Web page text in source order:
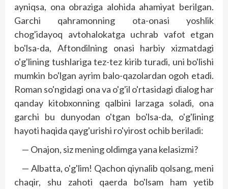
ayniqsa, ona obraziga alohida ahamiyat berilgan.
Garchi qahramonning ota-onasi yoshlik
chog'idayoq avtohalokatga uchrab vafot etgan
bo'lsa-da, Aftondilning onasi harbiy xizmatdagi
o'g'lining tushlariga tez-tez kirib turadi, uni bo'lishi
mumkin bo'lgan ayrim balo-qazolardan ogoh etadi.
Roman so'ngidagi ona va o'g'il o'rtasidagi dialog har
qanday kitobxonning qalbini larzaga soladi, ona
garchi bu dunyodan o'tgan bo'lsa-da, o'g'lining
hayoti haqida qayg'urishi ro'yirost ochib beriladi:
— Onajon, siz mening oldimga yana kelasizmi?
— Albatta, o'g'lim! Qachon qiynalib qolsang, meni
chaqir, shu zahoti qaerda bo'lsam ham yetib